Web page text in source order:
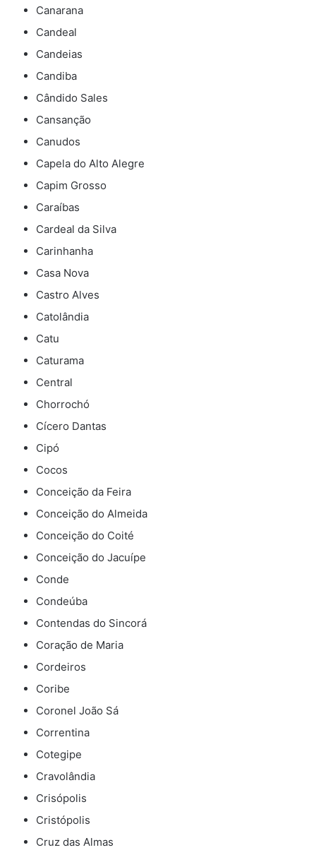
Canarana
Candeal
Candeias
Candiba
Cândido Sales
Cansanção
Canudos
Capela do Alto Alegre
Capim Grosso
Caraíbas
Cardeal da Silva
Carinhanha
Casa Nova
Castro Alves
Catolândia
Catu
Caturama
Central
Chorrochó
Cícero Dantas
Cipó
Cocos
Conceição da Feira
Conceição do Almeida
Conceição do Coité
Conceição do Jacuípe
Conde
Condeúba
Contendas do Sincorá
Coração de Maria
Cordeiros
Coribe
Coronel João Sá
Correntina
Cotegipe
Cravolândia
Crisópolis
Cristópolis
Cruz das Almas